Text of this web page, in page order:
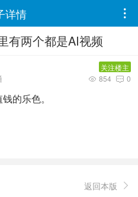
详情 
有两个都是AI视频
关注楼主
 0
 854
的乐色。
返回本版 